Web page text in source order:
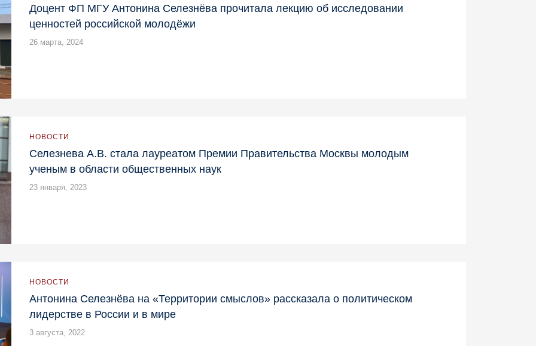
Доцент ФП МГУ Антонина Селезнёва прочитала лекцию об исследовании
ценностей российской молодёжи
26 марта, 2024
НОВОСТИ
Селезнева А.В. стала лауреатом Премии Правительства Москвы молодым
ученым в области общественных наук
23 января, 2023
НОВОСТИ
Антонина Селезнёва на «Территории смыслов» рассказала о политическом
лидерстве в России и в мире
3 августа, 2022